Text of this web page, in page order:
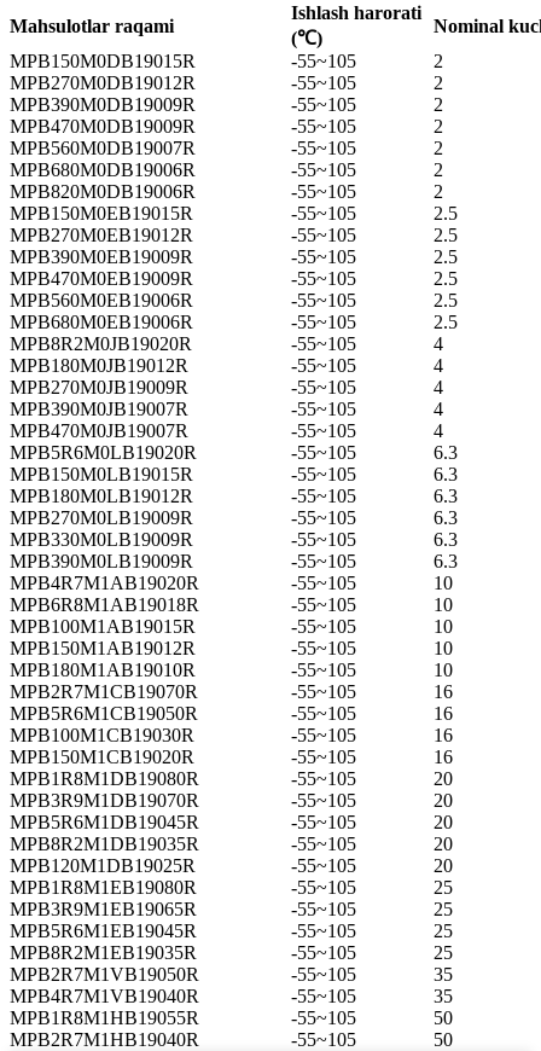
Mahsulotlar raqami
Ishlash harorati
(℃)
Nominal
MPB150M0DB19015R
-55~105
2
MPB270M0DB19012R
-55~105
2
MPB390M0DB19009R
-55~105
2
MPB470M0DB19009R
-55~105
2
MPB560M0DB19007R
-55~105
2
MPB680M0DB19006R
-55~105
2
MPB820M0DB19006R
-55~105
2
MPB150M0EB19015R
-55~105
2.5
MPB270M0EB19012R
-55~105
2.5
MPB390M0EB19009R
-55~105
2.5
MPB470M0EB19009R
-55~105
2.5
MPB560M0EB19006R
-55~105
2.5
MPB680M0EB19006R
-55~105
2.5
MPB8R2M0JB19020R
-55~105
4
MPB180M0JB19012R
-55~105
4
MPB270M0JB19009R
-55~105
4
MPB390M0JB19007R
-55~105
4
MPB470M0JB19007R
-55~105
4
MPB5R6M0LB19020R
-55~105
6.3
MPB150M0LB19015R
-55~105
6.3
MPB180M0LB19012R
-55~105
6.3
MPB270M0LB19009R
-55~105
6.3
MPB330M0LB19009R
-55~105
6.3
MPB390M0LB19009R
-55~105
6.3
MPB4R7M1AB19020R
-55~105
10
MPB6R8M1AB19018R
-55~105
10
MPB100M1AB19015R
-55~105
10
MPB150M1AB19012R
-55~105
10
MPB180M1AB19010R
-55~105
10
MPB2R7M1CB19070R
-55~105
16
MPB5R6M1CB19050R
-55~105
16
MPB100M1CB19030R
-55~105
16
MPB150M1CB19020R
-55~105
16
MPB1R8M1DB19080R
-55~105
20
MPB3R9M1DB19070R
-55~105
20
MPB5R6M1DB19045R
-55~105
20
MPB8R2M1DB19035R
-55~105
20
MPB120M1DB19025R
-55~105
20
MPB1R8M1EB19080R
-55~105
25
MPB3R9M1EB19065R
-55~105
25
MPB5R6M1EB19045R
-55~105
25
MPB8R2M1EB19035R
-55~105
25
MPB2R7M1VB19050R
-55~105
35
MPB4R7M1VB19040R
-55~105
35
MPB1R8M1HB19055R
-55~105
50
MPB2R7M1HB19040R
-55~105 50